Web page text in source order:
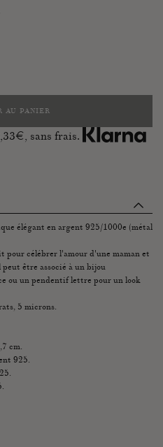
AU PANIER
€, sans frais.
élégant en argent 925/1000e (métal
célébrer l'amour d'une maman et
être associé à un bijou
ou un pendentif lettre pour un look
5 microns.
cm.
925.